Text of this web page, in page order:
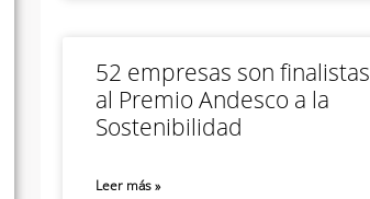
52 empresas son finalistas
al Premio Andesco a la
Sostenibilidad
Leer más »